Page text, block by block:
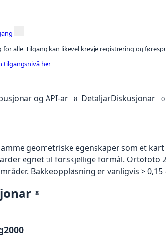
for alle. Tilgang kan likevel krevje registrering og
tilgangsnivå her
og API-ar 8 DetaljarDiskusjonar 0
geometriske egenskaper som et
egnet til forskjellige formål. Ortofoto
Bakkeoppløsning er vanligvis > 0,15
8